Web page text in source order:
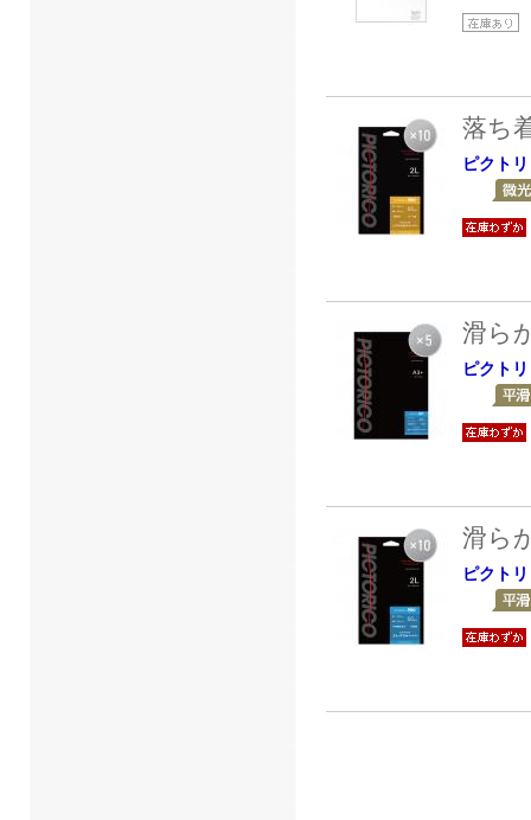
落ち
ピクト
滑ら
ピクト
滑ら
ピクト